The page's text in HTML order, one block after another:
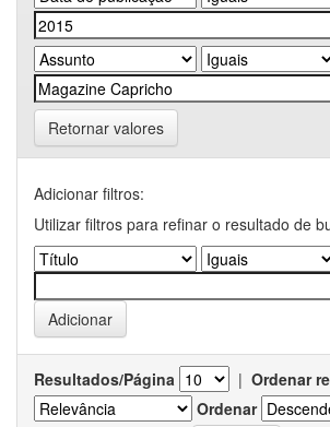
Retornar valores
Adicionar filtros:
Utilizar filtros para refinar o resultado de
Resultados/Página | Ordenar
Ordenar